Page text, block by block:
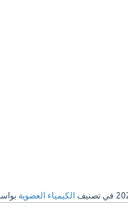
في تصنيف الكيمياء العضوية